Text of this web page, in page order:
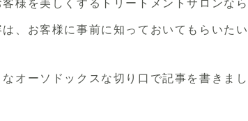
様を美しくするトリートメントサロンなら
、お客様に事前に知っておいてもらいたい
オーソドックスな切り口で記事を書きまし